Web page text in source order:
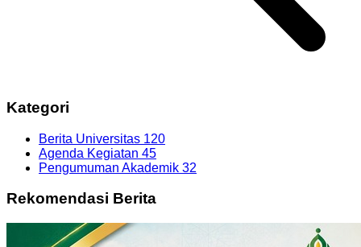
Kategori
Berita Universitas 120
Agenda Kegiatan 45
Pengumuman Akademik 32
Rekomendasi Berita